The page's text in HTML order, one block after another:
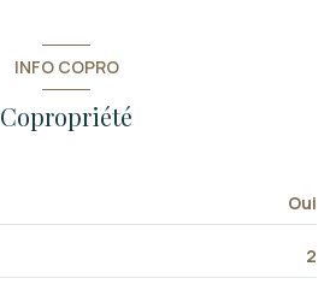
INFO COPRO
Copropriété
Oui
2